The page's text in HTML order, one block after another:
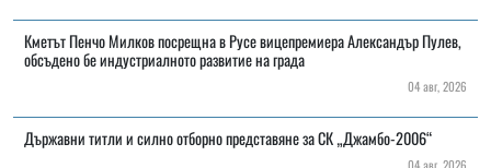
Кметът Пенчо Милков посрещна в Русе вицепремиера Александър Пулев,
обсъдено бе индустриалното развитие на града
04 авг, 2026
Държавни титли и силно отборно представяне за СК „Джамбо-2006“